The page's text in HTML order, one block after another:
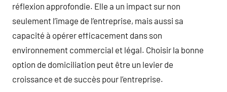
réflexion approfondie. Elle a un impact sur non
seulement l’image de l’entreprise, mais aussi sa
capacité à opérer efficacement dans son
environnement commercial et légal. Choisir la bonne
option de domiciliation peut être un levier de
croissance et de succès pour l’entreprise.